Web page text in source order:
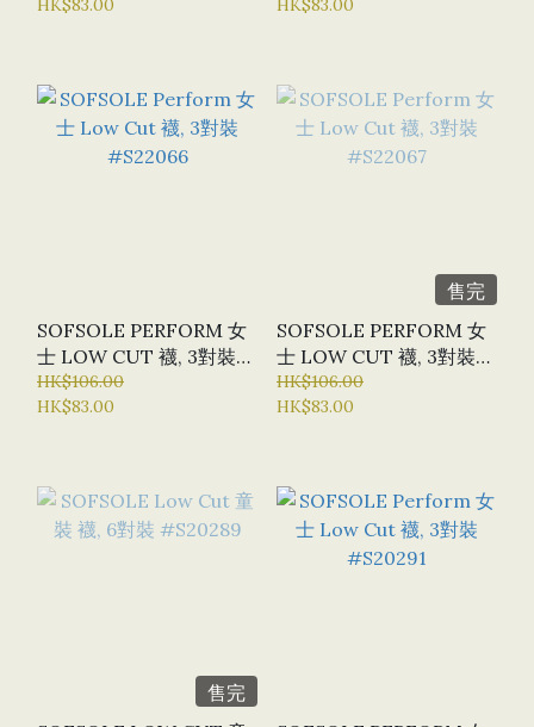
SOFSOLE PERFORM 女
士 LOW CUT 襪, 3對裝
#S22066
HK$106.00
HK$83.00
售完
SOFSOLE PERFORM 女
士 LOW CUT 襪, 3對裝
#S22067
HK$106.00
HK$83.00
售完